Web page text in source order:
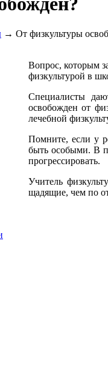
→ От физкультуры
Вопрос, которым
физкультурой в
Специалисты
освобожден от
лечебной
Помните, если у
быть особыми. В
прогрессировать.
Учитель
щадящие, чем по